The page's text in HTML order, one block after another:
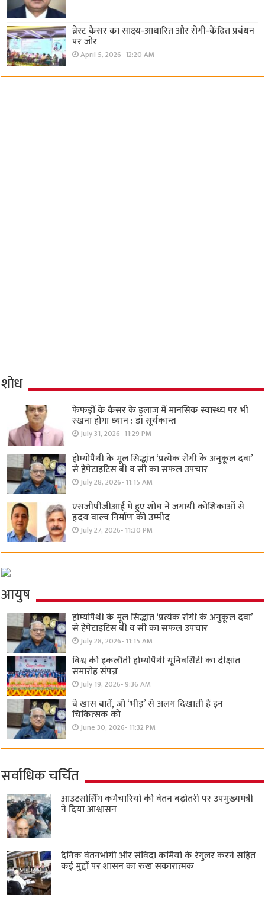
ब्रेस्ट कैंसर का साक्ष्य-आधारित और रोगी-केंद्रित प्रबंधन
पर जोर
April 5, 2026- 12:20 AM
शोध
फेफड़ों के कैंसर के इलाज में मानसिक स्वास्थ्य पर भी
रखना होगा ध्यान : डॉ सूर्यकान्त
July 31, 2026- 11:29 PM
होम्योपैथी के मूल सिद्धांत ‘प्रत्येक रोगी केे अनुकूल दवा’
से हेपेटाइटिस बी व सी का सफल उपचार
July 28, 2026- 11:15 AM
एसजीपीजीआई में हुए शोध ने जगायी कोशिकाओं से
हृदय वाल्व निर्माण की उम्मीद
July 27, 2026- 11:30 PM
आयुष
होम्योपैथी के मूल सिद्धांत ‘प्रत्येक रोगी केे अनुकूल दवा’
से हेपेटाइटिस बी व सी का सफल उपचार
July 28, 2026- 11:15 AM
विश्व की इकलौती होम्योपैथी यूनिवर्सिटी का दीक्षांत
समारोह संपन्न
July 19, 2026- 9:36 AM
वे खास बातें, जो ‘भीड़’ से अलग दिखाती हैं इन
चिकित्सक को
June 30, 2026- 11:32 PM
सर्वाधिक चर्चित
आउटसोर्सिंग कर्मचारियों की वेतन बढ़ोतरी पर उपमुख्यमंत्री
ने दिया आश्वासन
दैनिक वेतनभोगी और संविदा कर्मियों के रेगुलर करने सहित
कई मुद्दों पर शासन का रुख सकारात्मक